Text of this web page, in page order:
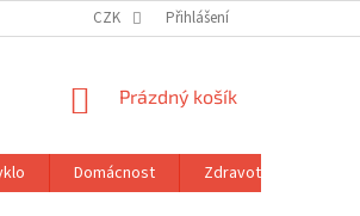
V ZÁKONNÉ LHŮTĚ REKLAMAČNÍ ŘÁD
CZK Přihlášení
NÁKUPNÍ
Prázdný košík
Domácnost
Zdravotní potřeby